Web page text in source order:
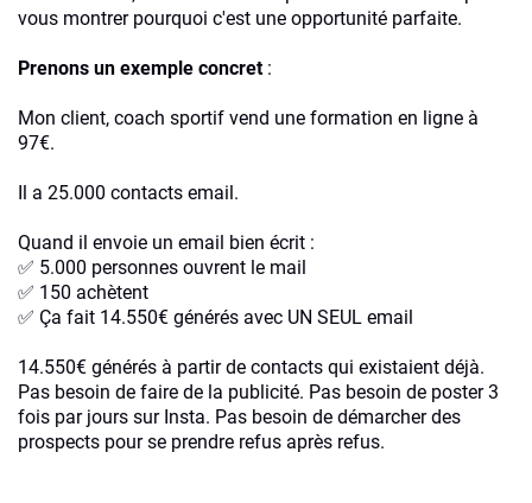
vous montrer pourquoi c'est une opportunité parfaite.
Prenons un exemple concret:
Mon client, coach sportif vend une formation en ligne à
97€.
Il a 25.000 contacts email.
Quand il envoie un email bien écrit :
✅ 5.000 personnes ouvrent le mail
✅ 150 achètent
✅ Ça fait 14.550€ générés avec UN SEUL email
14.550€ générés à partir de contacts qui existaient déjà.
Pas besoin de faire de la publicité. Pas besoin de poster 3
fois par jours sur Insta. Pas besoin de démarcher des
prospects pour se prendre refus après refus.